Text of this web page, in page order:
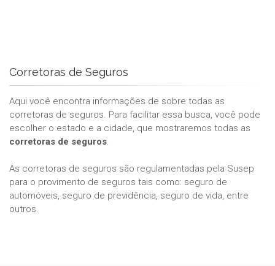
Corretoras de Seguros
Aqui você encontra informações de sobre todas as
corretoras de seguros. Para facilitar essa busca, você pode
escolher o estado e a cidade, que mostraremos todas as
corretoras de seguros.
As corretoras de seguros são regulamentadas pela Susep
para o provimento de seguros tais como: seguro de
automóveis, seguro de previdência, seguro de vida, entre
outros.